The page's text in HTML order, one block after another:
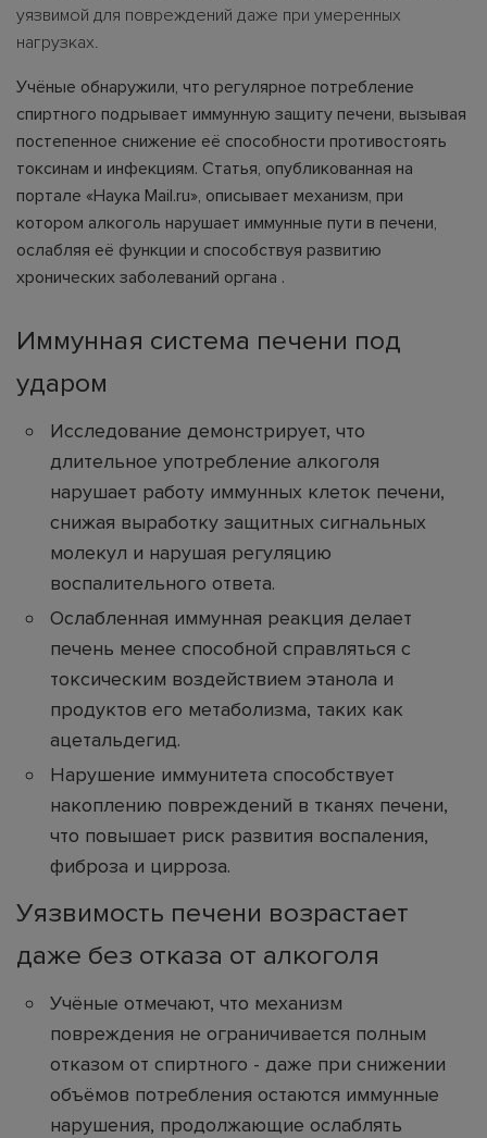
уязвимой для повреждений даже при умеренных
нагрузках.
Учёные обнаружили, что регулярное потребление
спиртного подрывает иммунную защиту печени, вызывая
постепенное снижение её способности противостоять
токсинам и инфекциям. Статья, опубликованная на
портале «Наука Mail.ru», описывает механизм, при
котором алкоголь нарушает иммунные пути в печени,
ослабляя её функции и способствуя развитию
хронических заболеваний органа .
Иммунная система печени под
ударом
Исследование демонстрирует, что
длительное употребление алкоголя
нарушает работу иммунных клеток печени,
снижая выработку защитных сигнальных
молекул и нарушая регуляцию
воспалительного ответа.
Ослабленная иммунная реакция делает
печень менее способной справляться с
токсическим воздействием этанола и
продуктов его метаболизма, таких как
ацетальдегид.
Нарушение иммунитета способствует
накоплению повреждений в тканях печени,
что повышает риск развития воспаления,
фиброза и цирроза.
Уязвимость печени возрастает
даже без отказа от алкоголя
Учёные отмечают, что механизм
повреждения не ограничивается полным
отказом от спиртного - даже при снижении
объёмов потребления остаются иммунные
нарушения, продолжающие ослаблять